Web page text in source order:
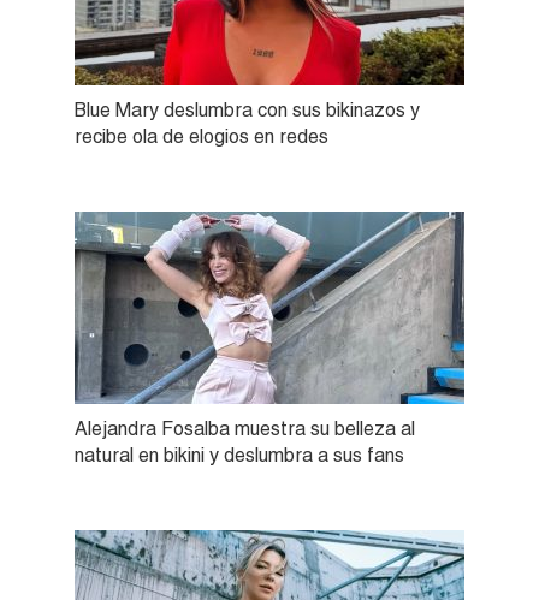
Blue Mary deslumbra con sus bikinazos y
recibe ola de elogios en redes
Alejandra Fosalba muestra su belleza al
natural en bikini y deslumbra a sus fans